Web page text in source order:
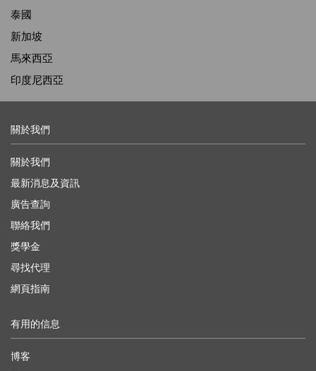
泰國
新加坡
馬來西亞
印度尼西亞
關於我們
關於我們
最新消息及資訊
廣告查詢
聯絡我們
獎學金
尋找代理
網頁指南
有用的信息
博客